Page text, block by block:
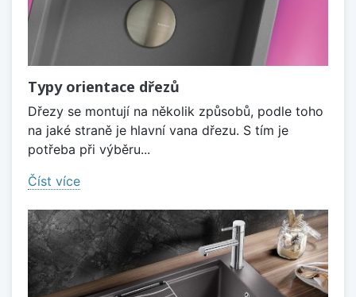
Typy orientace dřezů
Dřezy se montují na několik způsobů, podle toho
na jaké straně je hlavní vana dřezu. S tím je
potřeba při výběru...
Číst více